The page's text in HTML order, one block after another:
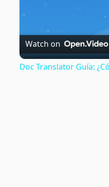
Watch on
Doc Translator Guía: